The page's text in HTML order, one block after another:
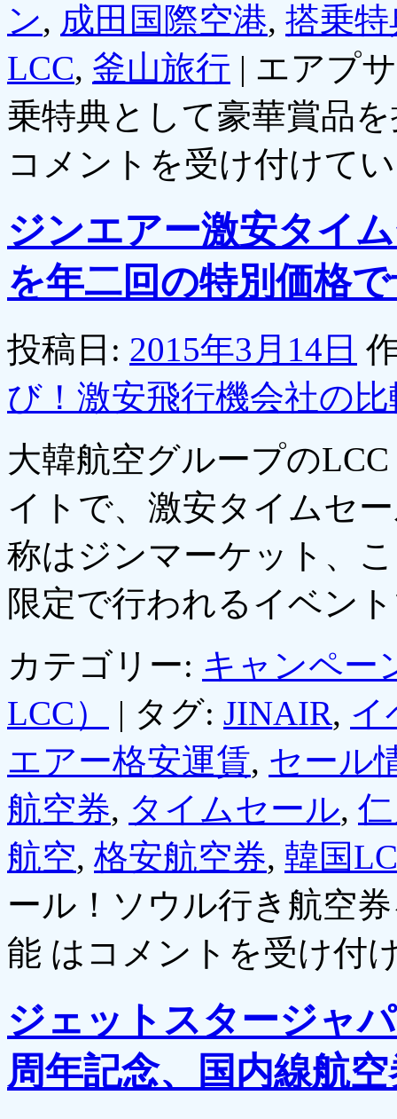
ン, 成田国際空港, 搭乗特
LCC, 釜山旅行 | エアプ
乗特典として豪華賞品
コメントを受け付けて
ジンエアー激安タイ
を年二回の特別価格
投稿日: 2015年3月14日
び！激安飛行機会社の
大韓航空グループの
イトで、激安タイムセ
称はジンマーケット、
限定で行われるイベン
カテゴリー: キャンペー
LCC）
| タグ: JINAIR, イ
エアー格安運賃, セール
航空券, タイムセール,
航空, 格安航空券, 韓国
ール！ソウル行き航空
能 は コメントを受け付
ジェットスタージャ
周年記念、国内線航